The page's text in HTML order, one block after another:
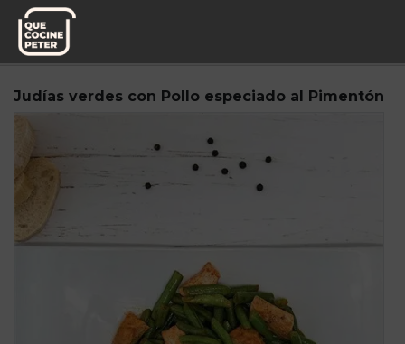
Pedido semanal
Judías verdes con Pollo especiado al Pimentón